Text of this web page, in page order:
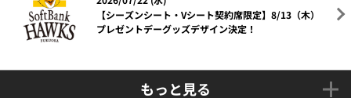
【シーズンシート・Vシート契約席限定】8/13（木）
プレゼントデーグッズデザイン決定！
もっと見る